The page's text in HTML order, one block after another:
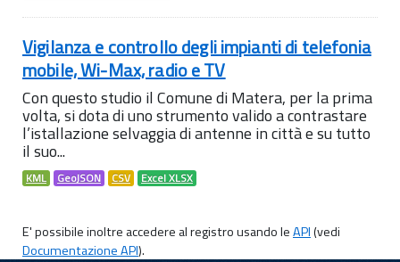
Vigilanza e controllo degli impianti di telefonia
mobile, Wi-Max, radio e TV
Con questo studio il Comune di Matera, per la prima
volta, si dota di uno strumento valido a contrastare
l’istallazione selvaggia di antenne in città e su tutto
il suo...
KML GeoJSON CSV Excel XLSX
E' possibile inoltre accedere al registro usando leAPI(vedi
Documentazione API).